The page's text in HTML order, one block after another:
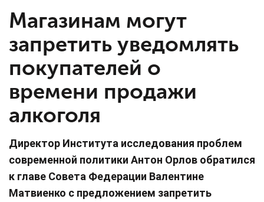
Магазинам могут
запретить уведомлять
покупателей о
времени продажи
алкоголя
Директор Института исследования проблем
современной политики Антон Орлов обратился
к главе Совета Федерации Валентине
Матвиенко с предложением запретить